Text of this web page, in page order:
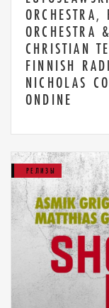
ORCHESTRA
CHRISTIAN
FINNISH
NICHOLAS
ONDINE
РЕЛИЗЫ